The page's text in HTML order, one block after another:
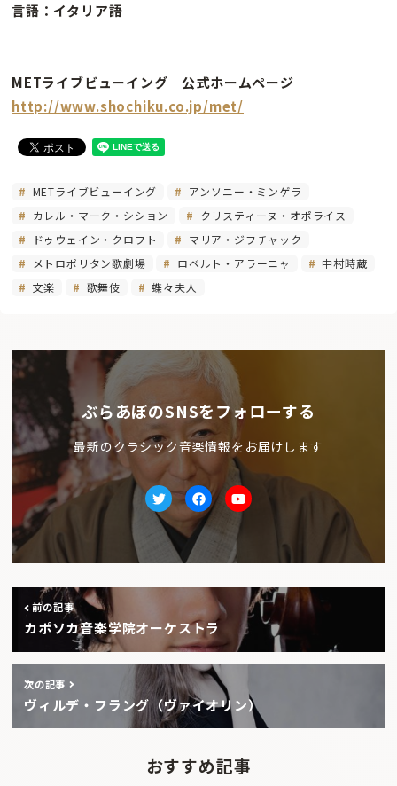
言語：イタリア語
METライブビューイング 公式ホームページ
http://www.shochiku.co.jp/met/
METライブビューイング
アンソニー・ミンゲラ
カレル・マーク・シション
クリスティーヌ・オポライス
ドゥウェイン・クロフト
マリア・ジフチャック
メトロポリタン歌劇場
ロベルト・アラーニャ
中村時蔵
文楽
歌舞伎 蝶々夫人
ぶらあぼのSNSをフォローする
最新のクラシック音楽情報をお届けします
TwitterfacebookYoutube
前の記事
カポソカ音楽学院オーケストラ
次の記事
ヴィルデ・フラング（ヴァイオリン）
おすすめ記事